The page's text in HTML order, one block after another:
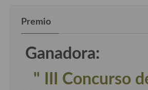
Premio
Ganadora:
" III Concurso